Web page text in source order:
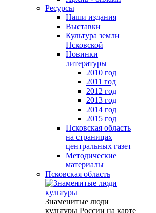
Ресурсы
Наши издания
Выставки
Культура земли
Псковской
Новинки
литературы
2010 год
2011 год
2012 год
2013 год
2014 год
2015 год
Псковская область
на страницах
центральных газет
Методические
материалы
Псковская область
Знаменитые люди
культуры России на карте